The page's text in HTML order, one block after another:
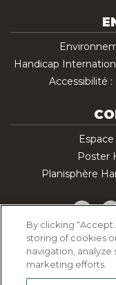
Handicap
Accessibilité
Poster
Planisphère
By clicking “Accept
storing of cookies
navigation, analyze
marketing efforts.